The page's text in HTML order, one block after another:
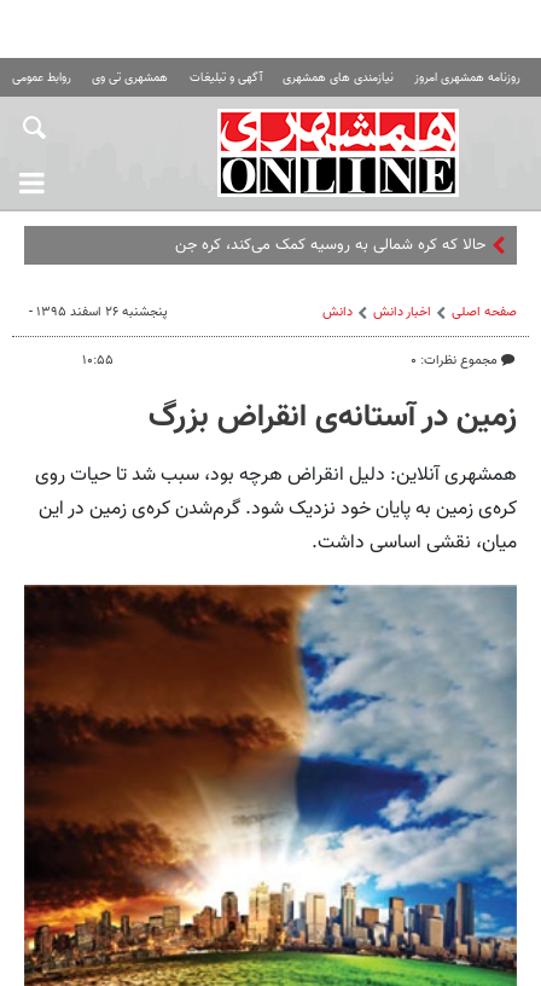
روزنامه همشهری امروز نیازمندی های همشهری آگهی و تبلیغات همشهری تی وی روابط عمومی
حالا که کره شمالی به روسیه کمک می‌کند، کره جنوبی هم به کمک م
صفحه اصلی اخبار دانش دانش
مجموع نظرات: ۰
پنجشنبه ۲۶ اسفند ۱۳۹۵ -
۱۰:۵۵
زمین در آستانه‌ی انقراض بزرگ
همشهری آنلاین: دلیل انقراض هرچه بود، سبب شد تا حیات روی
کره‌ی زمین به پایان خود نزدیک شود. گرم‌شدن کره‌ی زمین در این
میان، نقشی اساسی داشت.